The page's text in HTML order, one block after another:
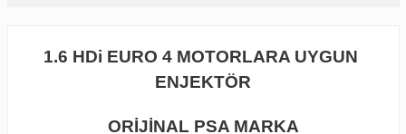
1.6 HDi EURO 4 MOTORLARA UYGUN
ENJEKTÖR
ORİJİNAL PSA MARKA